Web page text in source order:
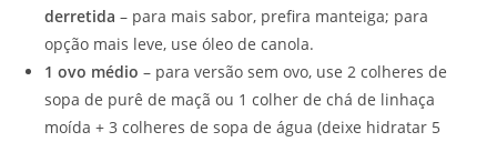
derretida – para mais sabor, prefira manteiga; para
opção mais leve, use óleo de canola.
1 ovo médio – para versão sem ovo, use 2 colheres de
sopa de purê de maçã ou 1 colher de chá de linhaça
moída + 3 colheres de sopa de água (deixe hidratar 5